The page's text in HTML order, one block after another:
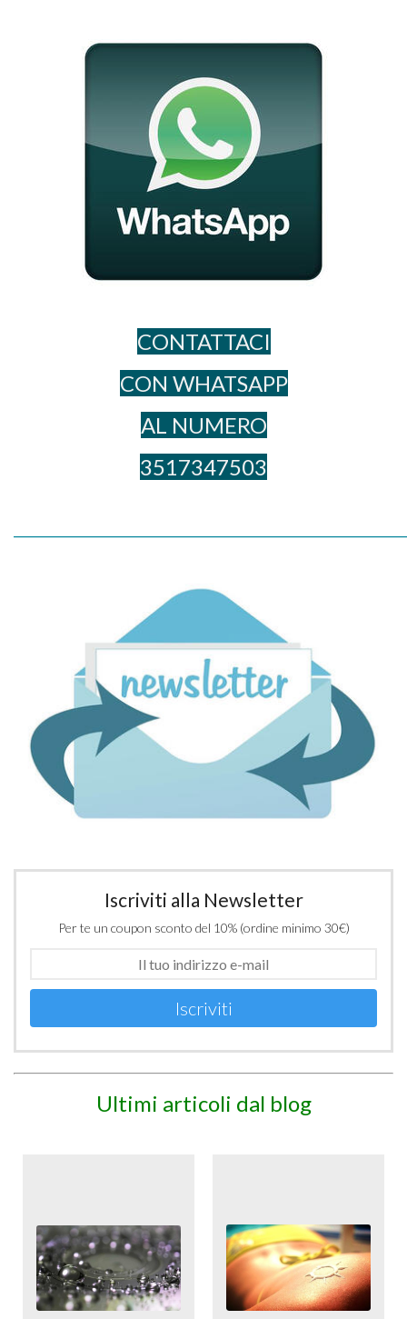
CONTATTACI
CON WHATSAPP
AL NUME​RO
3517347503
Iscriviti alla Newsletter
Per te un coupon sconto del 10% (ordine minimo 30€)
Iscriviti
Ultimi articoli dal blog